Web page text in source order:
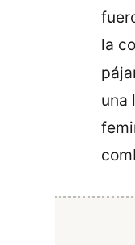
la
una